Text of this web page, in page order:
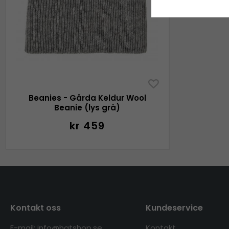
Beanies - Gårda Keldur Wool
Beanie (lys grå)
kr 459
Kontakt oss Kundeservice